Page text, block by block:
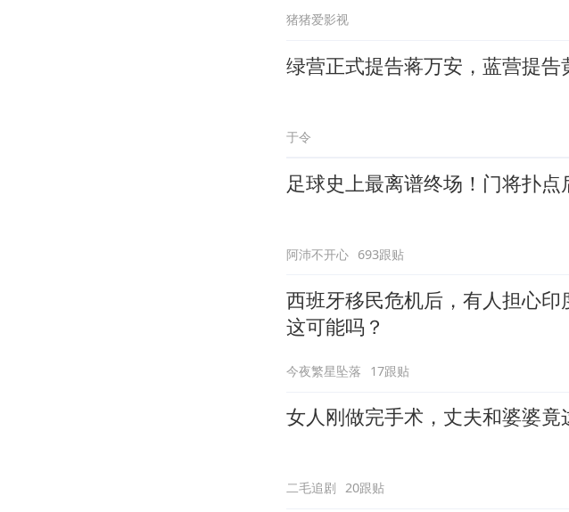
猪猪爱影视
绿营正式提告蒋万安，蓝营提告
于令
足球史上最离谱终场！门将扑
阿沛不开心 693跟贴
西班牙移民危机后，有人担心印
这可能吗？
今夜繁星坠落 17跟贴
女人刚做完手术，丈夫和婆婆竟
二毛追剧 20跟贴